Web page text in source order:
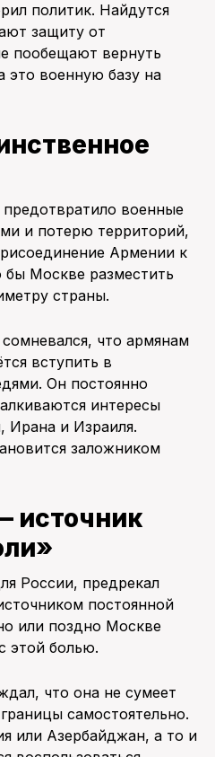
политик. Найдутся
защиту от
пообещают вернуть
это военную базу на
военные
и потерю территорий,
Армении к
бы Москве разместить
страны.
что армянам
вступить в
Он постоянно
интересы
Ирана и Израиля.
заложником
источник
России, предрекал
постоянной
или поздно Москве
этой болью.
что она не сумеет
самостоятельно.
или Азербайджан, а то и